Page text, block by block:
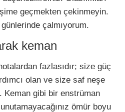
geçmekten çekinmeyin.
çalmıyorum.
keman
fazlasıdır; size güç
olan ve size saf neşe
Keman gibi bir enstrüman
ömür boyu